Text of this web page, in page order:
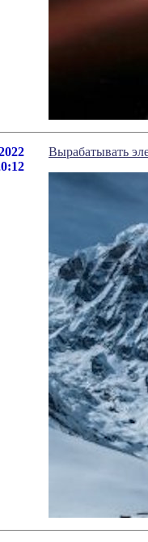
Вырабатывать